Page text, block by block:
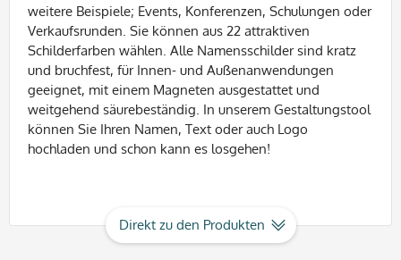
weitere Beispiele; Events, Konferenzen, Schulungen oder
Verkaufsrunden. Sie können aus 22 attraktiven
Schilderfarben wählen. Alle Namensschilder sind kratz
und bruchfest, für Innen- und Außenanwendungen
geeignet, mit einem Magneten ausgestattet und
weitgehend säurebeständig. In unserem Gestaltungstool
können Sie Ihren Namen, Text oder auch Logo
hochladen und schon kann es losgehen!
Direkt zu den Produkten